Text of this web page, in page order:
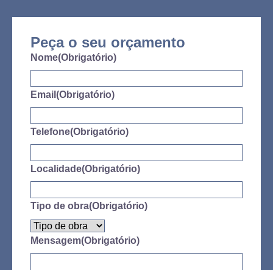
Peça o seu orçamento
Nome(Obrigatório)
Email (Obrigatório)
Telefone(Obrigatório)
Localidade(Obrigatório)
Tipo de obra(Obrigatório)
Mensagem(Obrigatório)